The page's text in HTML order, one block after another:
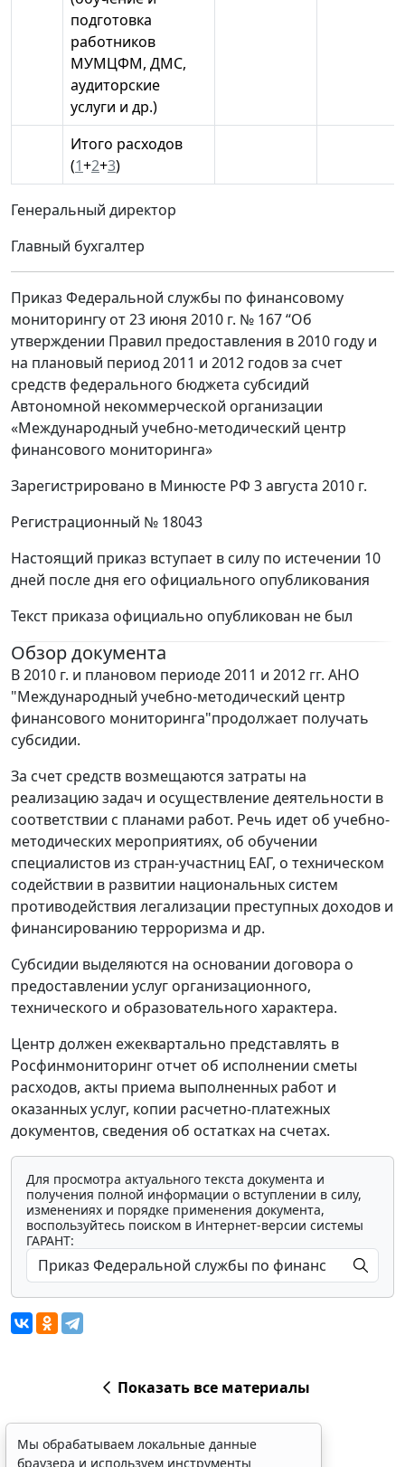
подготовка
работников
МУМЦФМ, ДМС,
аудиторские
услуги и др.)
Итого расходов
(1+2+3)
Генеральный директор
Главный бухгалтер
Приказ Федеральной службы по финансовому
мониторингу от 23 июня 2010 г. № 167 “Об
утверждении Правил предоставления в 2010 году и
на плановый период 2011 и 2012 годов за счет
средств федерального бюджета субсидий
Автономной некоммерческой организации
«Международный учебно-методический центр
финансового мониторинга»
Зарегистрировано в Минюсте РФ 3 августа 2010 г.
Регистрационный № 18043
Настоящий приказ вступает в силу по истечении 10
дней после дня его официального опубликования
Текст приказа официально опубликован не был
Обзор документа
В 2010 г. и плановом периоде 2011 и 2012 гг. АНО
"Международный учебно-методический центр
финансового мониторинга"продолжает получать
субсидии.
За счет средств возмещаются затраты на
реализацию задач и осуществление деятельности в
соответствии с планами работ. Речь идет об учебно-
методических мероприятиях, об обучении
специалистов из стран-участниц ЕАГ, о техническом
содействии в развитии национальных систем
противодействия легализации преступных доходов и
финансированию терроризма и др.
Субсидии выделяются на основании договора о
предоставлении услуг организационного,
технического и образовательного характера.
Центр должен ежеквартально представлять в
Росфинмониторинг отчет об исполнении сметы
расходов, акты приема выполненных работ и
оказанных услуг, копии расчетно-платежных
документов, сведения об остатках на счетах.
Для просмотра актуального текста документа и
получения полной информации о вступлении в силу,
изменениях и порядке применения документа,
воспользуйтесь поиском в Интернет-версии системы
ГАРАНТ:
Показать все материалы
Мы обрабатываем локальные данные
браузера и используем инструменты